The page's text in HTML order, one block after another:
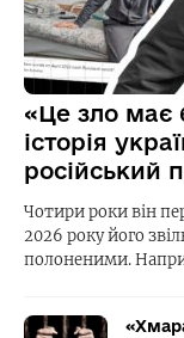
«Це зло має
історія
російський
Чотири роки він
2026 року його
полоненими.